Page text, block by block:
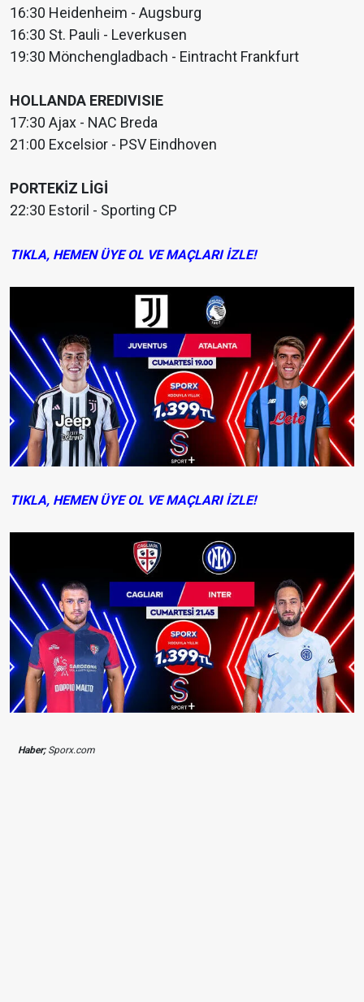
16:30 Heidenheim - Augsburg
16:30 St. Pauli - Leverkusen
19:30 Mönchengladbach - Eintracht Frankfurt
HOLLANDA EREDIVISIE
17:30 Ajax - NAC Breda
21:00 Excelsior - PSV Eindhoven
PORTEKİZ LİGİ
22:30 Estoril - Sporting CP
TIKLA, HEMEN ÜYE OL VE MAÇLARI İZLE!
TIKLA, HEMEN ÜYE OL VE MAÇLARI İZLE!
Haber;Sporx.com